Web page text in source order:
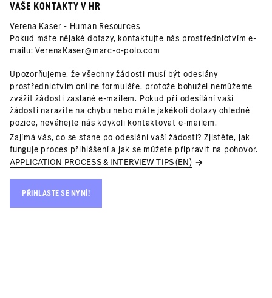
VAŠE KONTAKTY V HR
Verena Kaser - Human Resources
Pokud máte nějaké dotazy, kontaktujte nás prostřednictvím e-
mailu:VerenaKaser@marc-o-polo.com
Upozorňujeme, že všechny žádosti musí být odeslány
prostřednictvím online formuláře, protože bohužel nemůžeme
zvážit žádosti zaslané e-mailem. Pokud při odesílání vaší
žádosti narazíte na chybu nebo máte jakékoli dotazy ohledně
pozice, neváhejte nás kdykoli kontaktovat e-mailem.
Zajímá vás, co se stane po odeslání vaší žádosti? Zjistěte, jak
funguje proces přihlášení a jak se můžete připravit na pohovor.
APPLICATION PROCESS & INTERVIEW TIPS (EN)
PŘIHLASTE SE NYNÍ!